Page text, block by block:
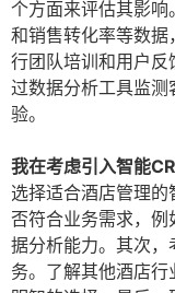
个方面来评估其影
和销售转化率等数
行团队培训和用户
过数据分析工具监
验。
我在考虑引入智能
选择适合酒店管理
否符合业务需求，
据分析能力。其次
务。了解其他酒店